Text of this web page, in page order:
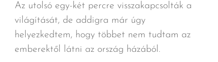
Az utolsó egy-két percre visszakapcsolták a
világítását, de addigra már úgy
helyezkedtem, hogy többet nem tudtam az
emberektől látni az ország házából.